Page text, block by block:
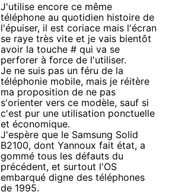
J'utilise encore ce même
téléphone au quotidien histoire de
l'épuiser, il est coriace mais l'écran
se raye très vite et je vais bientôt
avoir la touche # qui va se
perforer à force de l'utiliser.
Je ne suis pas un féru de la
téléphonie mobile, mais je réitère
ma proposition de ne pas
s'orienter vers ce modèle, sauf si
c'est pur une utilisation ponctuelle
et économique.
J'espère que le Samsung Solid
B2100, dont Yannoux fait état, a
gommé tous les défauts du
précédent, et surtout l'OS
embarqué digne des téléphones
de 1995.